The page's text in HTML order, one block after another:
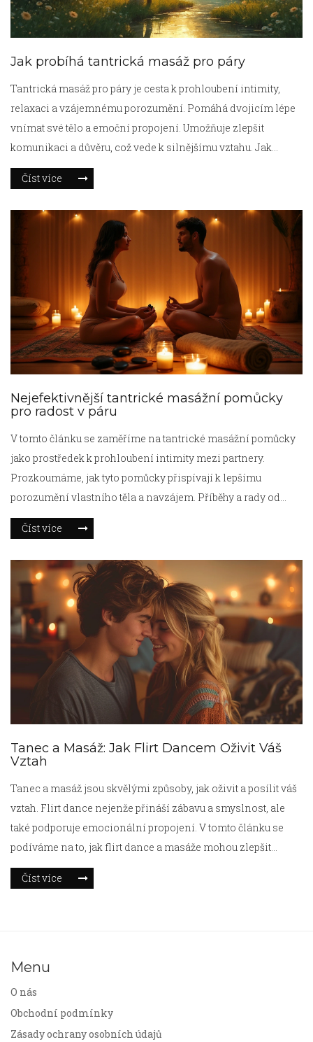
Jak probíhá tantrická masáž pro páry
Tantrická masáž pro páry je cesta k prohloubení intimity,
relaxaci a vzájemnému porozumění. Pomáhá dvojicím lépe
vnímat své tělo a emoční propojení. Umožňuje zlepšit
komunikaci a důvěru, což vede k silnějšímu vztahu. Jak
masáž probíhá a co od ní očekávat? Přijďte se podívat na
přehledný návod k tomuto jedinečnému zážitku.
Číst více
Nejefektivnější tantrické masážní pomůcky
pro radost v páru
V tomto článku se zaměříme na tantrické masážní pomůcky
jako prostředek k prohloubení intimity mezi partnery.
Prozkoumáme, jak tyto pomůcky přispívají k lepšímu
porozumění vlastního těla a navzájem. Příběhy a rady od
odborníků pomohou najít správnou cestu k hlubším zážitkům
při masážích. Ukážeme, jak si partneři mohou užívat
Číst více
Tanec a Masáž: Jak Flirt Dancem Oživit Váš
Vztah
Tanec a masáž jsou skvělými způsoby, jak oživit a posílit váš
vztah. Flirt dance nejenže přináší zábavu a smyslnost, ale
také podporuje emocionální propojení. V tomto článku se
podíváme na to, jak flirt dance a masáže mohou zlepšit
intimitu a komunikaci mezi partnery.
Číst více
Menu
O nás
Obchodní podmínky
Zásady ochrany osobních údajů